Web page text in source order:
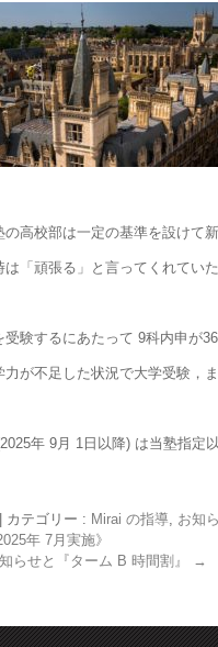
の高校部は一定の基準を設けて
は「頑張る」と言ってくれてい
受験するにあたって 9科内申が
力が不足した状況で大学受験，
年 9月 1日以降) は当塾指定
カテゴリー : Mirai の指導, お知
年 7月実施》
らせと『ターム B 時間割』
→